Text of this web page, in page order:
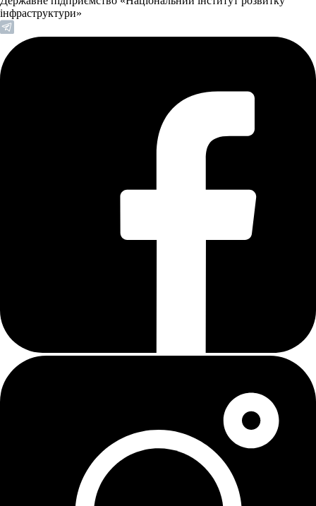
інфраструктури»